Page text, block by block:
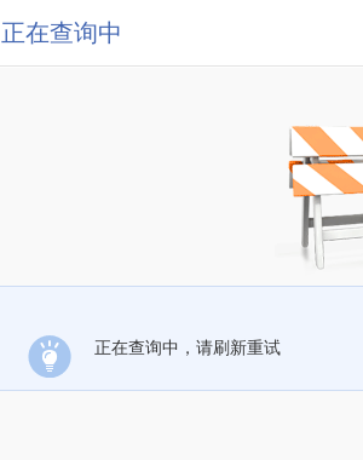
正在查询中
正在查询中，请刷新重试